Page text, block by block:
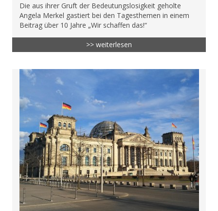
Die aus ihrer Gruft der Bedeutungslosigkeit geholte
Angela Merkel gastiert bei den Tagesthemen in einem
Beitrag über 10 Jahre „Wir schaffen das!“
>> weiterlesen